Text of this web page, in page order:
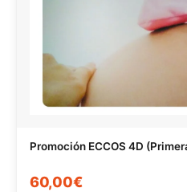
Promoción ECCOS 4D
60,00€